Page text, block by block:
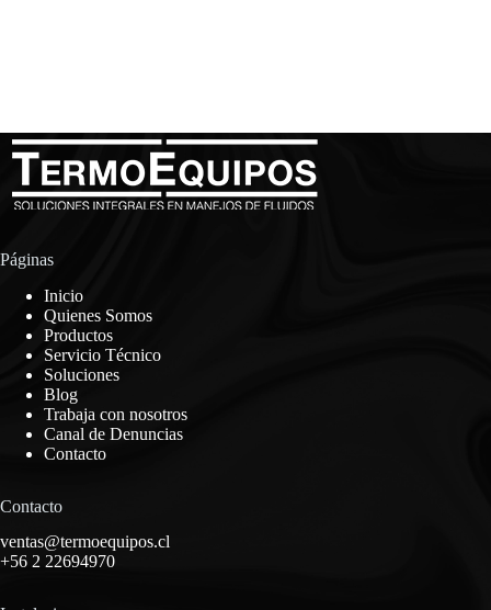
Páginas
Inicio
Quienes Somos
Productos
Servicio Técnico
Soluciones
Blog
Trabaja con nosotros
Canal de Denuncias
Contacto
Contacto
ventas@termoequipos.cl
+56 2 22694970